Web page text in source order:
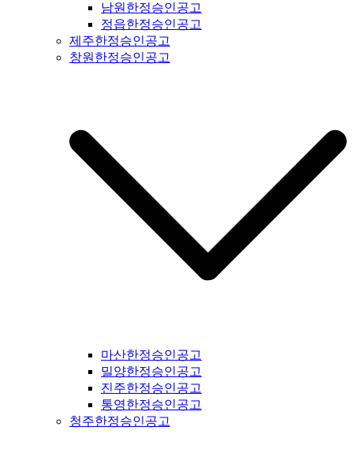
남원한정승인공고
정읍한정승인공고
제주한정승인공고
창원한정승인공고
마산한정승인공고
밀양한정승인공고
진주한정승인공고
통영한정승인공고
청주한정승인공고